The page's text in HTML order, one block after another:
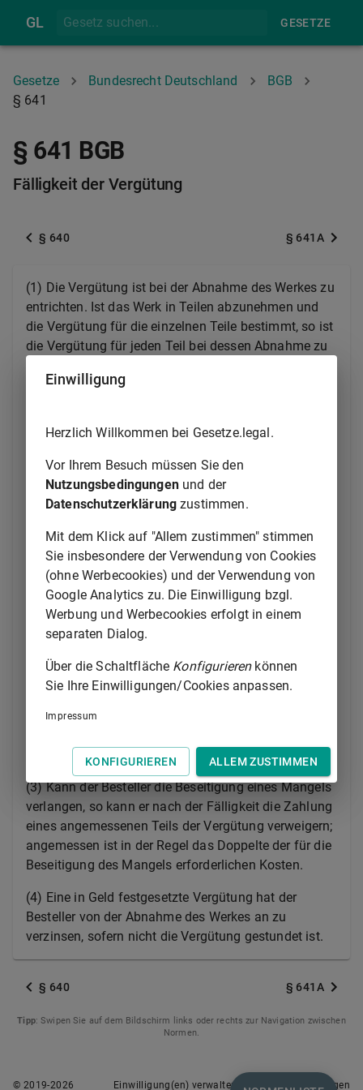
GL GESETZE
Gesetze Bundesrecht Deutschland
BGB
§ 641
§ 641 BGB
Fälligkeit der Vergütung
§ 640 § 641A
(1) Die Vergütung ist bei der Abnahme des Werkes zu
entrichten. Ist das Werk in Teilen abzunehmen und
die Vergütung für die einzelnen Teile bestimmt, so ist
die Vergütung für jeden Teil bei dessen Abnahme zu
versprochen hat, wird spätestens fällig,
1.
soweit der Besteller von dem Dritten für
das versprochene Werk wegen dessen
Herstellung seine Vergütung oder Teile
davon erhalten hat,
2.
soweit das Werk des Bestellers von dem
Dritten abgenommen worden ist oder als
abgenommen gilt oder
3.
wenn der Unternehmer dem Besteller
erfolglos eine angemessene Frist zur
Auskunft über die in den Nummern 1 und 2
bezeichneten Umstände bestimmt hat.
Hat der Besteller dem Dritten wegen möglicher
Mängel des Werks Sicherheit geleistet, gilt Satz 1 nur,
Sicherheit leistet.
(3) Kann der Besteller die Beseitigung eines Mangels
verlangen, so kann er nach der Fälligkeit die Zahlung
eines angemessenen Teils der Vergütung verweigern;
angemessen ist in der Regel das Doppelte der für die
Beseitigung des Mangels erforderlichen Kosten.
(4) Eine in Geld festgesetzte Vergütung hat der
Besteller von der Abnahme des Werkes an zu
verzinsen, sofern nicht die Vergütung gestundet ist.
§ 640 § 641A
Tipp: Swipen Sie auf dem Bildschirm links oder rechts zur Navigation zwischen
Normen.
© 2019-2026 Einwilligung(en) verwalten Nutzungsbedingungen
Einwilligung
Herzlich Willkommen bei Gesetze.legal.
Vor Ihrem Besuch müssen Sie den
Nutzungsbedingungenund der
Datenschutzerklärung zustimmen.
Mit dem Klick auf "Allem zustimmen" stimmen
Sie insbesondere der Verwendung von Cookies
(ohne Werbecookies) und der Verwendung von
Google Analytics zu. Die Einwilligung bzgl.
Werbung und Werbecookies erfolgt in einem
separaten Dialog.
Über die Schaltfläche Konfigurierenkönnen
Sie Ihre Einwilligungen/Cookies anpassen.
Impressum
KONFIGURIEREN ALLEM ZUSTIMMEN